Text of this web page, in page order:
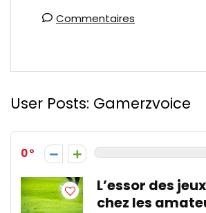
Commentaires
User Posts: Gamerzvoice
0
L’essor des
chez les